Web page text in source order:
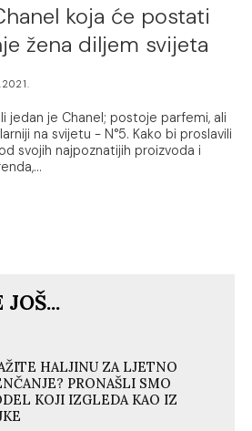
koja će postati
žena diljem svijeta
jedan je Chanel; postoje parfemi, ali
na svijetu - N°5. Kako bi proslavili
svojih najpoznatijih proizvoda i
HALJINU ZA LJETNO
PRONAŠLI SMO
KOJI IZGLEDA KAO IZ